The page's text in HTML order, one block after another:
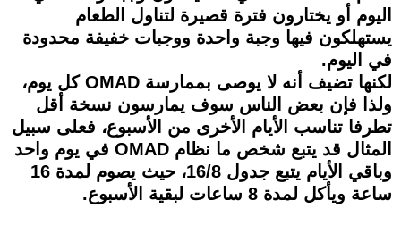
اليوم أو يختارون فترة قصيرة لتناول الطعام
يستهلكون فيها وجبة واحدة ووجبات خفيفة محدودة
في اليوم.
لكنها تضيف أنه لا يوصى بممارسة OMAD كل يوم،
ولذا فإن بعض الناس سوف يمارسون نسخة أقل
تطرفا تناسب الأيام الأخرى من الأسبوع، فعلى سبيل
المثال قد يتبع شخص ما نظام OMAD في يوم واحد
وباقي الأيام يتبع جدول 16/8، حيث يصوم لمدة 16
ساعة ويأكل لمدة 8 ساعات لبقية الأسبوع.